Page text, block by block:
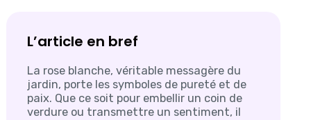
L’article en bref
La rose blanche, véritable messagère du
jardin, porte les symboles de pureté et de
paix. Que ce soit pour embellir un coin de
verdure ou transmettre un sentiment, il